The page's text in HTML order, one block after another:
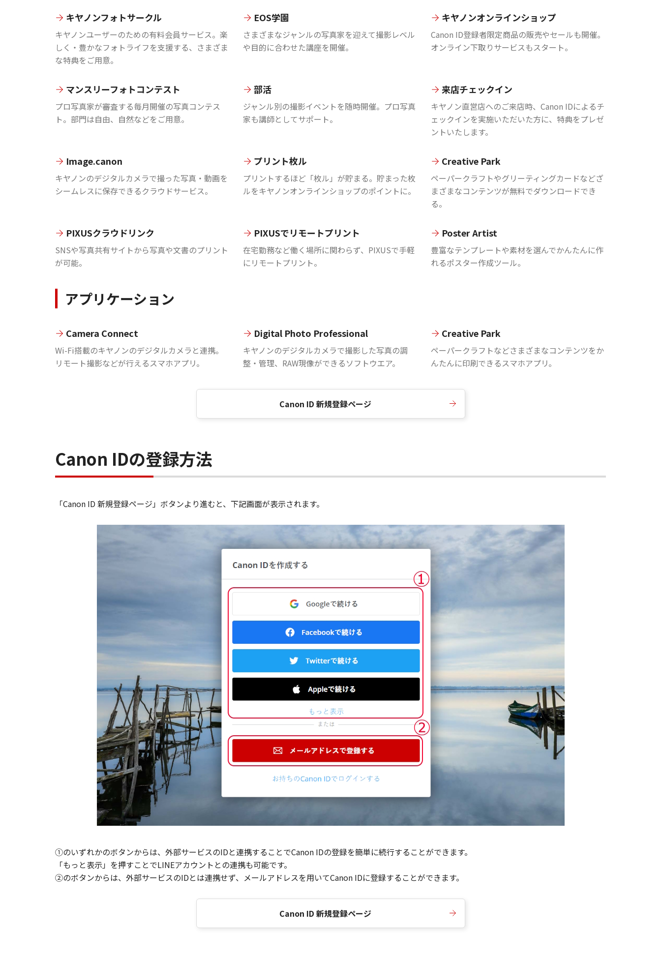
キヤノンフォトサークル
キヤノンユーザーのための有料会員サービス。楽
しく・豊かなフォトライフを支援する、さまざま
な特典をご用意。
EOS学園
さまざまなジャンルの写真家を迎えて撮影レベル
や目的に合わせた講座を開催。
キヤノンオンラインショップ
Canon ID登録者限定商品の販売やセールも開催。
オンライン下取りサービスもスタート。
マンスリーフォトコンテスト
プロ写真家が審査する毎月開催の写真コンテス
ト。部門は自由、自然などをご用意。
部活
ジャンル別の撮影イベントを随時開催。プロ写真
家も講師としてサポート。
来店チェックイン
キヤノン直営店へのご来店時、Canon IDによるチ
ェックインを実施いただいた方に、特典をプレゼ
ントいたします。
Image.canon
キヤノンのデジタルカメラで撮った写真・動画を
シームレスに保存できるクラウドサービス。
プリント枚ル
プリントするほど「枚ル」が貯まる。貯まった枚
ルをキヤノンオンラインショップのポイントに。
Creative Park
ペーパークラフトやグリーティングカードなどざ
まざまなコンテンツが無料でダウンロードでき
る。
PIXUSクラウドリンク
SNSや写真共有サイトから写真や文書のプリント
が可能。
PIXUSでリモートプリント
在宅勤務など働く場所に関わらず、PIXUSで手軽
にリモートプリント。
Poster Artist
豊富なテンプレートや素材を選んでかんたんに作
れるポスター作成ツール。
アプリケーション
Camera Connect
Wi-Fi搭載のキヤノンのデジタルカメラと連携。
リモート撮影などが行えるスマホアプリ。
Digital Photo Professional
キヤノンのデジタルカメラで撮影した写真の調
整・管理、RAW現像ができるソフトウエア。
Creative Park
ペーパークラフトなどさまざまなコンテンツをか
んたんに印刷できるスマホアプリ。
Canon ID 新規登録ページ
Canon IDの登録方法
「Canon ID 新規登録ページ」ボタンより進むと、下記画面が表示されます。
①のいずれかのボタンからは、外部サービスのIDと連携することでCanon IDの登録を簡単に続行することができます。
「もっと表示」を押すことでLINEアカウントとの連携も可能です。
②のボタンからは、外部サービスのIDとは連携せず、メールアドレスを用いてCanon IDに登録することができます。
Canon ID 新規登録ページ